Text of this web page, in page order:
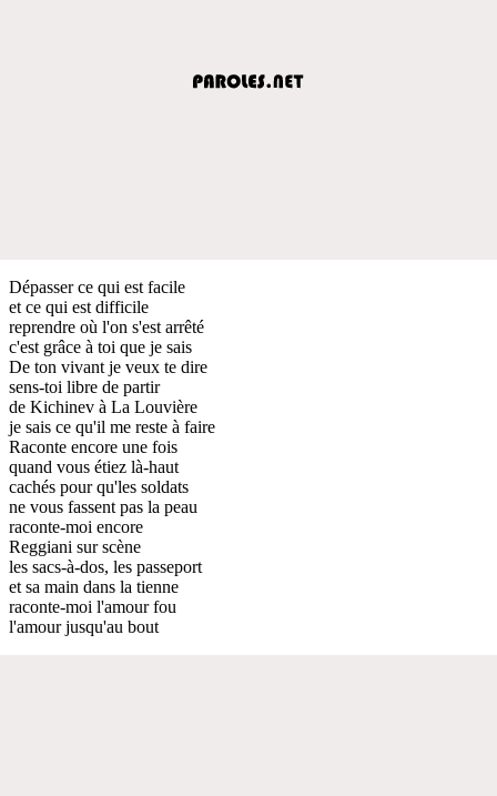
Dépasser ce qui est facile
et ce qui est difficile
reprendre où l'on s'est arrêté
c'est grâce à toi que je sais
De ton vivant je veux te dire
sens-toi libre de partir
de Kichinev à La Louvière
je sais ce qu'il me reste à faire
Raconte encore une fois
quand vous étiez là-haut
cachés pour qu'les soldats
ne vous fassent pas la peau
raconte-moi encore
Reggiani sur scène
les sacs-à-dos, les passeport
et sa main dans la tienne
raconte-moi l'amour fou
l'amour jusqu'au bout